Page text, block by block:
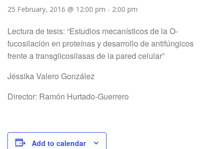
25 February, 2016 @ 12:00 pm - 2:00 pm
Lectura de tesis: “Estudios mecanísticos de la O-
fucosilación en proteínas y desarrollo de antifúngicos
frente a transglicosilasas de la pared celular”
Jéssika Valero González
Director: Ramón Hurtado-Guerrero
Add to calendar